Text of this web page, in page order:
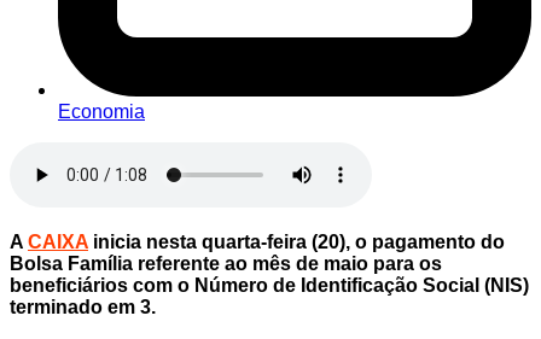
Economia
A CAIXA inicia nesta quarta-feira (20), o pagamento do
Bolsa Família referente ao mês de maio para os
beneficiários com o Número de Identificação Social (NIS)
terminado em 3.